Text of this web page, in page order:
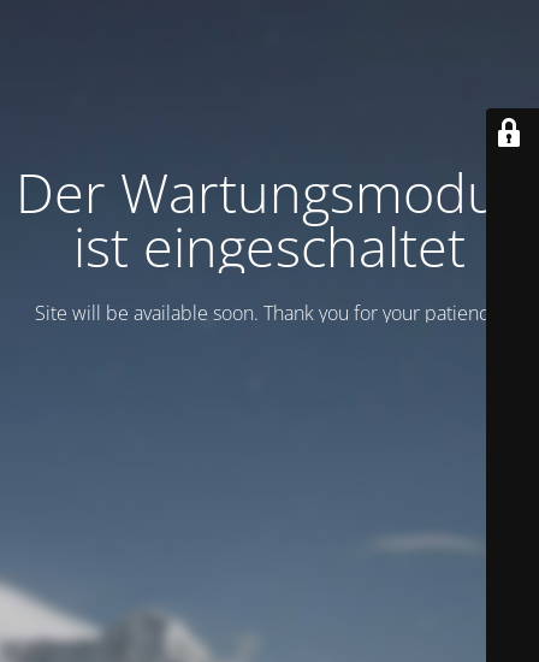
Der Wartungsmodus
ist eingeschaltet
Site will be available soon. Thank you for your patience!